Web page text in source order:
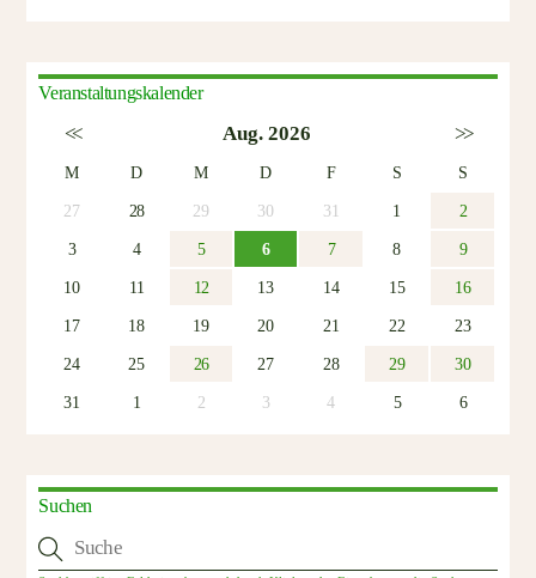
Veranstaltungskalender
<< Aug. 2026 >>
M D M D F S
S
27
28 29 30 31 1
2
3
4 5 6 7 8
9
10
11 12 13 14 15
16
17
18 19 20 21 22
23
24
25 26 27 28 29
30
31
1 2 3 4 5 6
Suchen